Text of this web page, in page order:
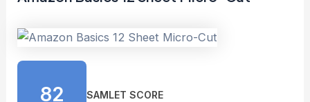
82 SAMLET SCORE